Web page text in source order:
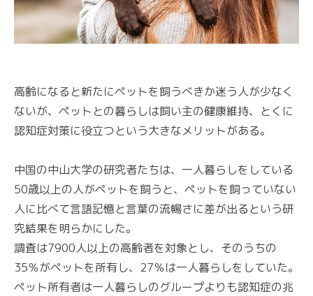
高齢になると新たにペットを飼うべきか迷う人が少なく
ないが、ペットとの暮らしは飼い主の健康維持、とくに
認知症対策に役立つという大きなメリットがある。
中国の中山大学の研究者たちは、一人暮らしをしている
50歳以上の人がペットを飼うと、ペットを飼っていない
人に比べて言語記憶と言葉の流暢さに差が出るという研
究結果を明らかにした。
調査は7900人以上の高齢者を対象とし、そのうちの
35％がペットを所有し、27％は一人暮らしをしていた。
ペット所有者は一人暮らしのグループよりも認知症の兆